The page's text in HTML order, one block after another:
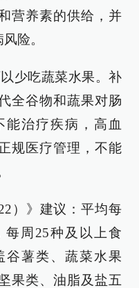
营养素的供给，并
险。
少吃蔬菜水果。补
全谷物和蔬果对肠
治疗疾病，高血
规医疗管理，不能
）》建议：平均每
每周25种及以上食
谷薯类、蔬菜水果
果类、油脂及盐五